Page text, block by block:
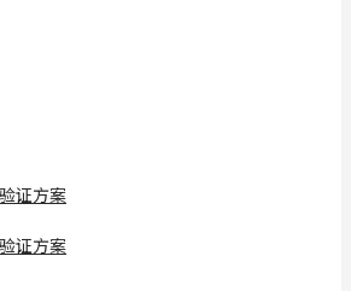
证方案
证方案